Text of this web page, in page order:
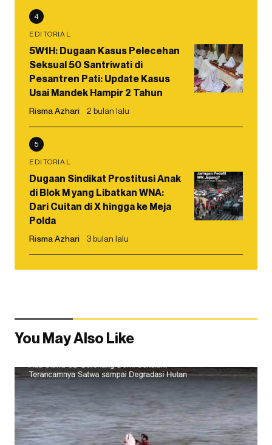
4
EDITORIAL
5W1H: Dugaan Kasus Pelecehan
Seksual 50 Santriwati di
Pesantren Pati: Update Kasus
Usai Mandek Hampir 2 Tahun
Risma Azhari 2 bulan lalu
5
EDITORIAL
Dugaan Sindikat Prostitusi Anak
di Blok M yang Libatkan WNA:
Dari Cuitan di X hingga ke Meja
Polda
Risma Azhari 3 bulan lalu
You May Also Like